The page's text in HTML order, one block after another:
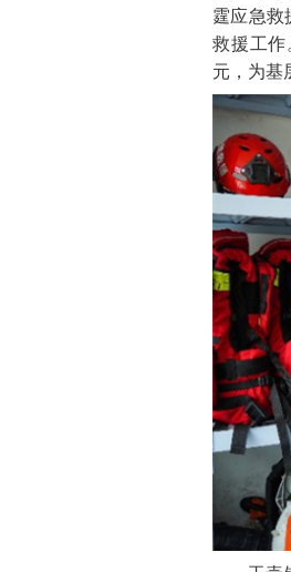
霆应急救
救援工作
元，为基